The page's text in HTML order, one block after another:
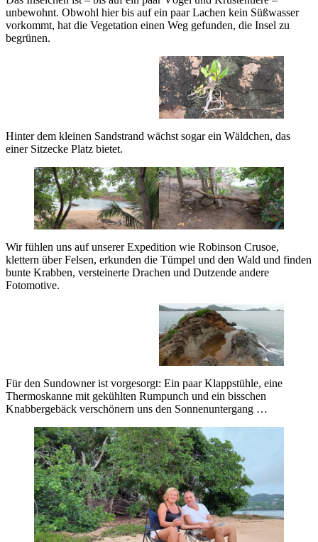
unbewohnt. Obwohl hier bis auf ein paar Lachen kein Süßwasser
vorkommt, hat die Vegetation einen Weg gefunden, die Insel zu
begrünen.
Hinter dem kleinen Sandstrand wächst sogar ein Wäldchen, das
einer Sitzecke Platz bietet.
Wir fühlen uns auf unserer Expedition wie Robinson Crusoe,
klettern über Felsen, erkunden die Tümpel und den Wald und finden
bunte Krabben, versteinerte Drachen und Dutzende andere
Fotomotive.
Für den Sundowner ist vorgesorgt: Ein paar Klappstühle, eine
Thermoskanne mit gekühlten Rumpunch und ein bisschen
Knabbergebäck verschönern uns den Sonnenuntergang …